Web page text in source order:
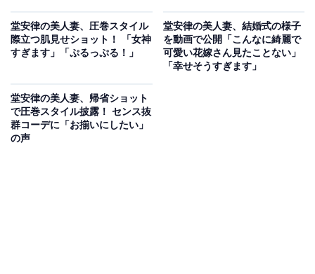
堂安律の美人妻、圧巻スタイル
際立つ肌見せショット！ 「女神
すぎます」「ぷるっぷる！」
堂安律の美人妻、結婚式の様子
を動画で公開「こんなに綺麗で
可愛い花嫁さん見たことない」
「幸せそうすぎます」
堂安律の美人妻、帰省ショット
で圧巻スタイル披露！ センス抜
群コーデに「お揃いにしたい」
の声